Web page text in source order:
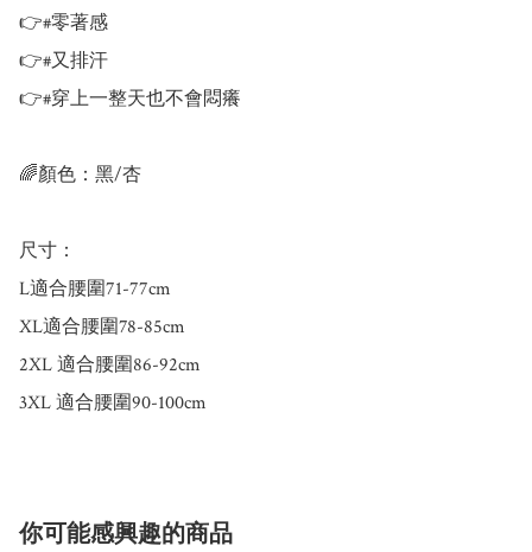
👉#零著感
👉#又排汗
👉#穿上一整天也不會悶癢
🌈顏色：黑/杏
尺寸：
L適合腰圍71-77cm
XL適合腰圍78-85cm
2XL 適合腰圍86-92cm
3XL 適合腰圍90-100cm
你可能感興趣的商品